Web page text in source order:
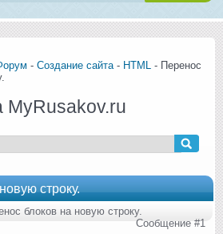
- Создание сайта- HTML - Перенос
MyRusakov.ru
строку.
блоков на новую строку.
Сообщение #1